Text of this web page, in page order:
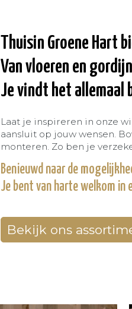
Thuisin Groene Hart
Van vloeren en
Je vindt het allemaal
Laat je inspireren in onze
aansluit op jouw wensen.
monteren. Zo ben je
Benieuwd naar de
Je bent van harte welkom in
Bekijk ons